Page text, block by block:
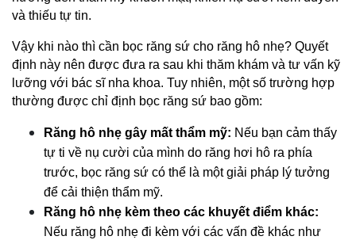
và thiếu tự tin.
Vậy khi nào thì cần bọc răng sứ cho răng hô nhẹ? Quyết
định này nên được đưa ra sau khi thăm khám và tư vấn kỹ
lưỡng với bác sĩ nha khoa. Tuy nhiên, một số trường hợp
thường được chỉ định bọc răng sứ bao gồm:
Răng hô nhẹ gây mất thẩm mỹ: Nếu bạn cảm thấy
tự ti về nụ cười của mình do răng hơi hô ra phía
trước, bọc răng sứ có thể là một giải pháp lý tưởng
để cải thiện thẩm mỹ.
Răng hô nhẹ kèm theo các khuyết điểm khác:
Nếu răng hô nhẹ đi kèm với các vấn đề khác như